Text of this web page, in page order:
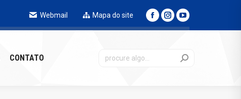
Webmail Mapa do site
CONTATO
CONTATO